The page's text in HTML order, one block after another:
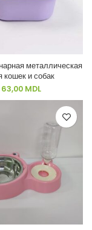
металлическая
кошек и собак
63,00 MDL